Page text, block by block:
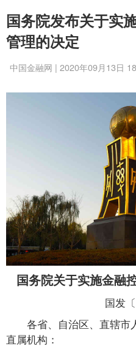
国务院发布关于实
管理的决定
中国金融网 | 2020年09月13日
国务院关于实施金融
国发〔
各省、自治区、直辖市
直属机构：